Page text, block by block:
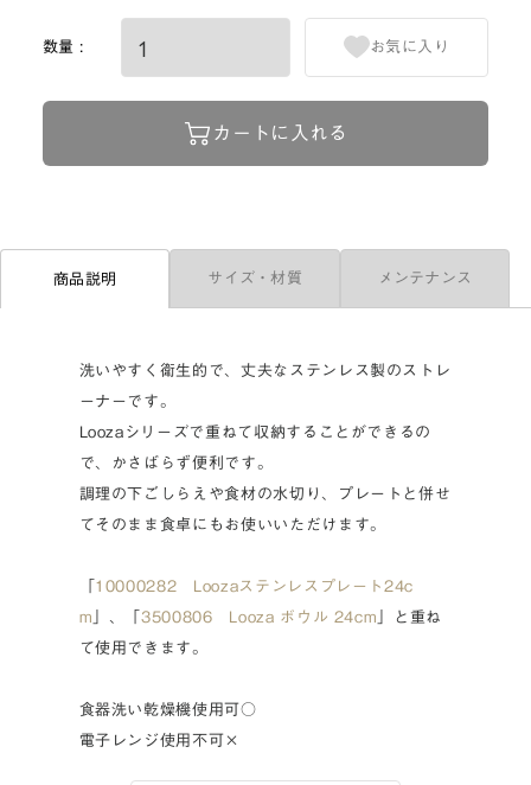
数量 :
カートに入れる
お気に入り
商品説明 サイズ・材質 メンテナンス
洗いやすく衛生的で、丈夫なステンレス製のストレ
ーナーです。
Loozaシリーズで重ねて収納することができるの
で、かさばらず便利です。
調理の下ごしらえや食材の水切り、プレートと併せ
てそのまま食卓にもお使いいただけます。
10000282 Loozaステンレスプレート24c
m 」、「3500806 Looza ボウル 24cm
」と重ね
て使用できます。
食器洗い乾燥機使用可○
電子レンジ使用不可×